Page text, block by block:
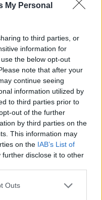
My Personal
to third parties, or
information for
the below opt-out
note that after your
continue seeing
information utilized by
to third parties prior to
out of the further
by third parties on the
This information may
on the IAB’s List of
further disclose it to other
Outs
2026